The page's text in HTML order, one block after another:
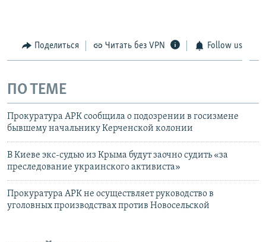
Поделиться Читать без VPN Follow us
ПО ТЕМЕ
Прокуратура АРК сообщила о подозрении в госизмене
бывшему начальнику Керченской колонии
В Киеве экс-судью из Крыма будут заочно судить «за
преследование украинского активиста»
Прокуратура АРК не осуществляет руководство в
уголовных производствах против Новосельской